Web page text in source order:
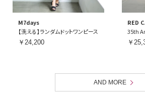
M7days
【洗える】ランダムドットワンピース
￥24,200
RED
35th
￥
AND MORE